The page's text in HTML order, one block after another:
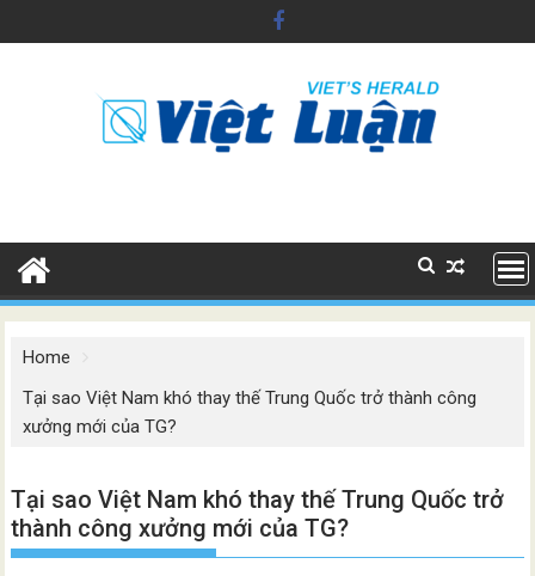
to
Home
Tại sao Việt Nam khó thay thế Trung Quốc trở thành công
xưởng mới của TG?
Tại sao Việt Nam khó thay thế Trung Quốc trở
thành công xưởng mới của TG?